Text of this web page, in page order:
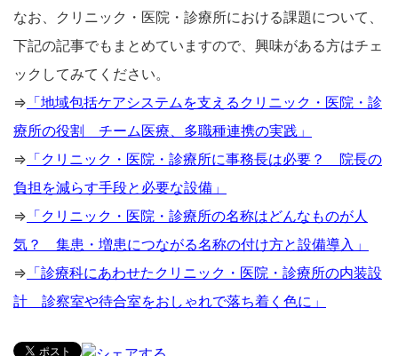
なお、クリニック・医院・診療所における課題について、
下記の記事でもまとめていますので、興味がある方はチェ
ックしてみてください。
⇒ 「地域包括ケアシステムを支えるクリニック・医院・診
療所の役割 チーム医療、多職種連携の実践」
⇒ 「クリニック・医院・診療所に事務長は必要？ 院長の
負担を減らす手段と必要な設備」
⇒ 「クリニック・医院・診療所の名称はどんなものが人
気？ 集患・増患につながる名称の付け方と設備導入」
⇒ 「診療科にあわせたクリニック・医院・診療所の内装設
計 診察室や待合室をおしゃれで落ち着く色に」